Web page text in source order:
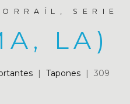
SERIE
LA)
| Tapones |
309